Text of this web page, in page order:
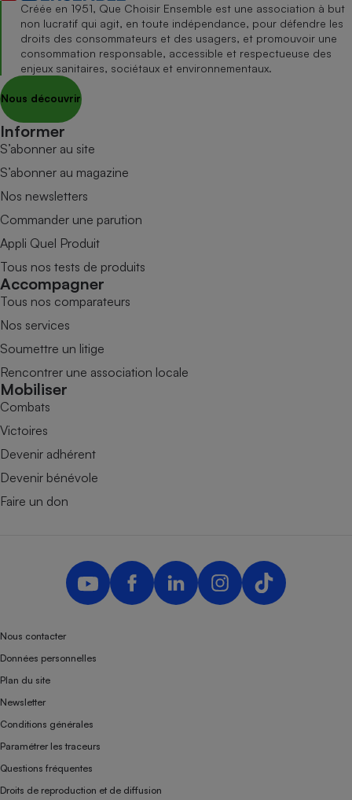
Créée en 1951, Que Choisir Ensemble est une association à but
non lucratif qui agit, en toute indépendance, pour défendre les
droits des consommateurs et des usagers, et promouvoir une
consommation responsable, accessible et respectueuse des
enjeux sanitaires, sociétaux et environnementaux.
Nous découvrir
Informer
S’abonner au site
S’abonner au magazine
Nos newsletters
Commander une parution
Appli Quel Produit
Tous nos tests de produits
Accompagner
Tous nos comparateurs
Nos services
Soumettre un litige
Rencontrer une association locale
Mobiliser
Combats
Victoires
Devenir adhérent
Devenir bénévole
Faire un don
Nous contacter
Données personnelles
Plan du site
Newsletter
Conditions générales
Paramétrer les traceurs
Questions fréquentes
Droits de reproduction et de diffusion